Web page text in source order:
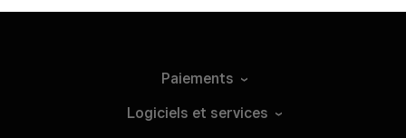
Paiements
Logiciels et services